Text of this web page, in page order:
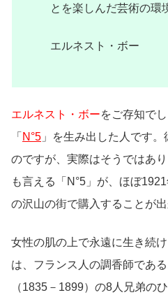
とを楽しんだ芸術の環
エルネスト・ボー
エルネスト・ボーをご存知で
「 N°5 」を生み出した人です
のですが、実際はそうではあ
も言える「N°5」が、ほぼ
の沢山の街で購入することが出
女性の肌の上で永遠に生き続
は、フランス人の調香師であ
（1835－1899）の8人兄弟の